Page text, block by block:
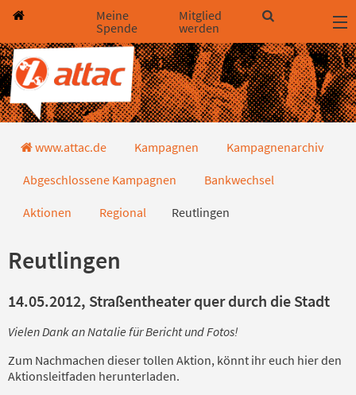
Direkt zum Hauptinhalt springen
Direkt zur Haupt-Navigation springen
Direkt zur Service-Navigation springen
Direkt zur Footer-Navigation springen
Direkt zum Footerinhalt springen
Meine
Spende
Mitglied
werden
Reutlingen
www.attac.de Kampagnen Kampagnenarchiv
Abgeschlossene Kampagnen Bankwechsel
Aktionen Regional Reutlingen
Reutlingen
14.05.2012, Straßentheater quer durch die Stadt
Vielen Dank an Natalie für Bericht und Fotos!
Zum Nachmachen dieser tollen Aktion, könnt ihr euch hier den
Aktionsleitfaden herunterladen.